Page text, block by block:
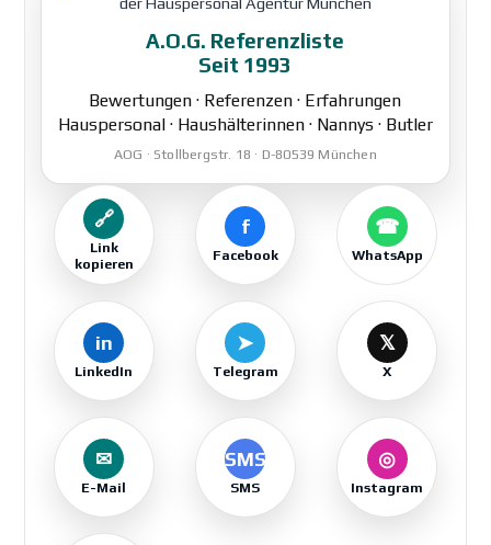
A.O.G. Referenzliste
Seit 1993
Bewertungen · Referenzen · Erfahrungen
Hauspersonal · Haushälterinnen · Nannys · Butler
AOG · Stollbergstr. 18 · D-80539 München
🔗
Link
kopieren
f
Facebook
☎
WhatsApp
in
LinkedIn
➤
Telegram
𝕏
X
✉
E-Mail
SMS
SMS
◎
Instagram